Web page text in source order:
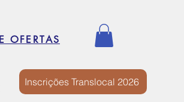
OFERTAS
Inscrições Translocal 2026